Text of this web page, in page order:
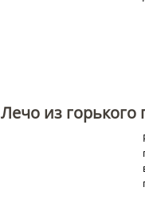
Лечо из горького